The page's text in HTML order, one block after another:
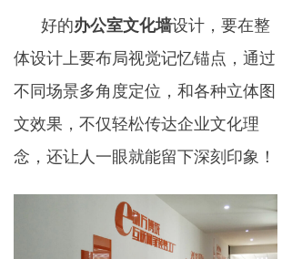
好的办公室文化墙设计，要在整
体设计上要布局视觉记忆锚点，通过
不同场景多角度定位，和各种立体图
文效果，不仅轻松传达企业文化理
念，还让人一眼就能留下深刻印象！